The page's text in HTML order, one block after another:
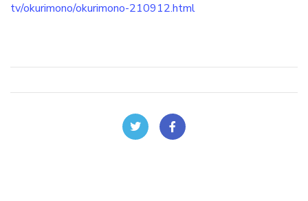
tv/okurimono/okurimono-210912.html